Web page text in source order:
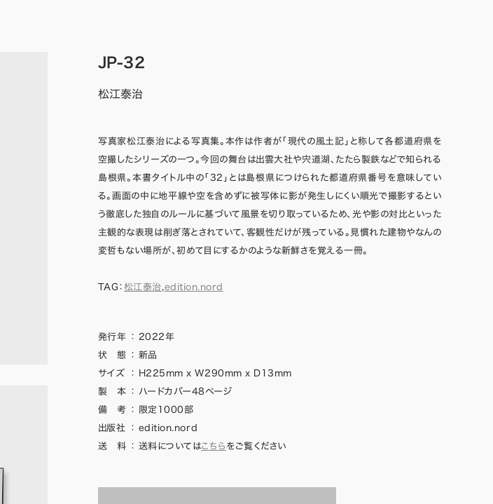
JP-32
松江泰治
写真家松江泰治による写真集。本作は作者が「現代の風土記」と称して各都道府県を
空撮したシリーズの一つ。今回の舞台は出雲大社や宍道湖、たたら製鉄などで知られる
島根県。本書タイトル中の「32」とは島根県につけられた都道府県番号を意味してい
る。画面の中に地平線や空を含めずに被写体に影が発生しにくい順光で撮影するとい
う徹底した独自のルールに基づいて風景を切り取っているため、光や影の対比といった
主観的な表現は削ぎ落とされていて、客観性だけが残っている。見慣れた建物やなんの
変哲もない場所が、初めて目にするかのような新鮮さを覚える一冊。
TAG： 松江泰治,edition.nord
発行年 ：
2022年
状 態
： 新品
サイズ
：
H225mm x W290mm x D13mm
製 本
：
ハードカバー48ページ
備 考
：
限定1000部
出版社
： edition.nord
送 料
： 送料についてはこちら をご覧ください